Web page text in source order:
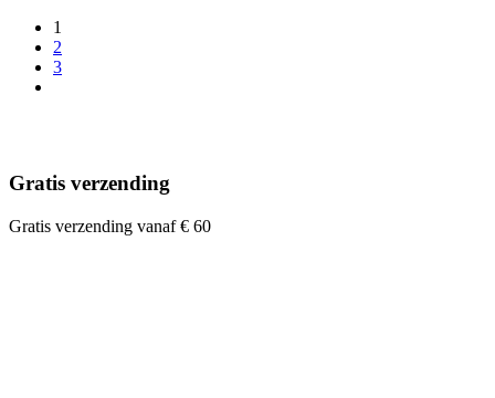
1
2
3
Gratis verzending
Gratis verzending vanaf € 60